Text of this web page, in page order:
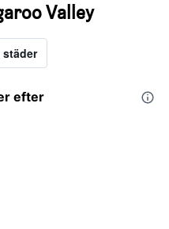
Valley
städer
efter